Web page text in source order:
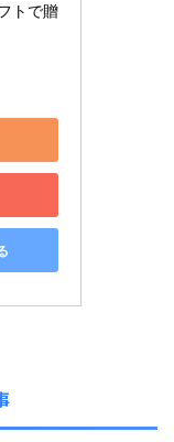
トで贈